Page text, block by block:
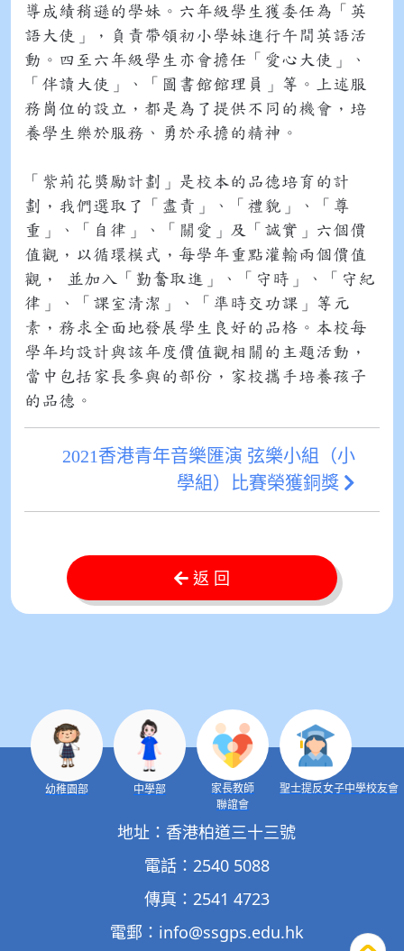
導成績稍遜的學妹。六年級學生獲委任為「英
語大使」，負責帶領初小學妹進行午間英語活
動。四至六年級學生亦會擔任「愛心大使」、
「伴讀大使」、「圖書館館理員」等。上述服
務崗位的設立，都是為了提供不同的機會，培
養學生樂於服務、勇於承擔的精神。
「紫荊花獎勵計劃」是校本的品德培育的計
劃，我們選取了「盡責」、「禮貌」、「尊
重」、「自律」、「關愛」及「誠實」六個價
值觀，以循環模式，每學年重點灌輸兩個價值
觀， 並加入「勤奮取進」、「守時」、「守紀
律」、「課室清潔」、「準時交功課」等元
素，務求全面地發展學生良好的品格。本校每
學年均設計與該年度價值觀相關的主題活動，
當中包括家長參與的部份，家校攜手培養孩子
的品德。
2021香港青年音樂匯演 弦樂小組（小
學組）比賽榮獲銅獎
返 回
地址：香港柏道三十三號
電話：2540 5088
傳真：2541 4723
電郵： info@ssgps.edu.hk
幼稚園部 中學部
家長教師
聯誼會
聖士提反女子中學校友會